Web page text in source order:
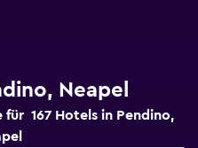
Neapel
167 Hotels in Pendino,